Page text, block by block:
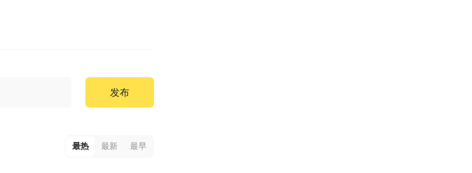
发布
最热 最新 最早